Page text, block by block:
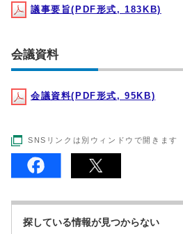
議事要旨(PDF形式, 183KB)
会議資料
会議資料(PDF形式, 95KB)
SNSリンクは別ウィンドウで開きます
探している情報が見つからない